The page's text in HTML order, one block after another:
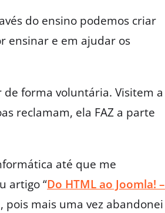
do ensino podemos criar
ensinar e em ajudar os
de forma voluntária. Visitem a
reclamam, ela FAZ a parte
até que me
artigo “Do HTML ao Joomla! –
pois mais uma vez abandonei